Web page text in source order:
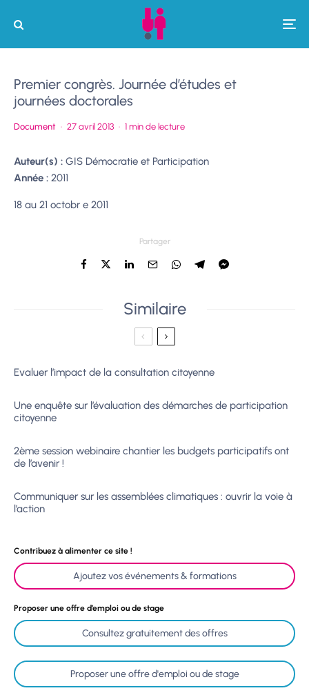
Premier congrès. Journée d’études et
journées doctorales
Document · 27 avril 2013 · 1 min de lecture
Auteur(s) : GIS Démocratie et Participation
Année : 2011
18 au 21 octobr e 2011
Partager
Similaire
Evaluer l’impact de la consultation citoyenne
Une enquête sur l’évaluation des démarches de participation
citoyenne
2ème session webinaire chantier les budgets participatifs ont
de l’avenir !
Communiquer sur les assemblées climatiques : ouvrir la voie à
l’action
Contribuez à alimenter ce site !
Ajoutez vos événements & formations
Proposer une offre d’emploi ou de stage
Consultez gratuitement des offres
Proposer une offre d'emploi ou de stage